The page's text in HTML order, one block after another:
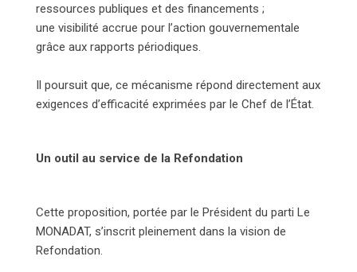
ressources publiques et des financements ;
une visibilité accrue pour l’action gouvernementale
grâce aux rapports périodiques.
Il poursuit que, ce mécanisme répond directement aux
exigences d’efficacité exprimées par le Chef de l’État.
Un outil au service de la Refondation
Cette proposition, portée par le Président du parti Le
MONADAT, s’inscrit pleinement dans la vision de
Refondation.